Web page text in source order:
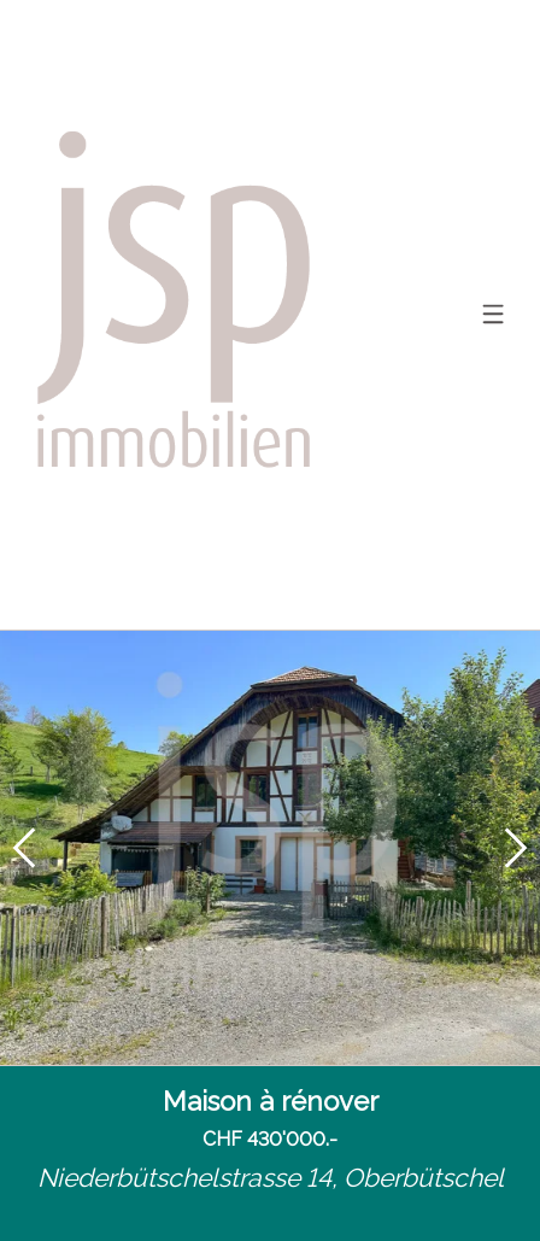
Maison à rénover
CHF 430'000.-
Niederbütschelstrasse 14, Oberbütschel